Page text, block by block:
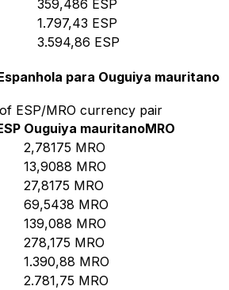
359,486 ESP
1.797,43 ESP
3.594,86 ESP
para Ouguiya mauritano
ESP/MRO currency pair
Ouguiya mauritanoMRO
2,78175 MRO
13,9088 MRO
27,8175 MRO
69,5438 MRO
139,088 MRO
278,175 MRO
1.390,88 MRO
2.781,75 MRO